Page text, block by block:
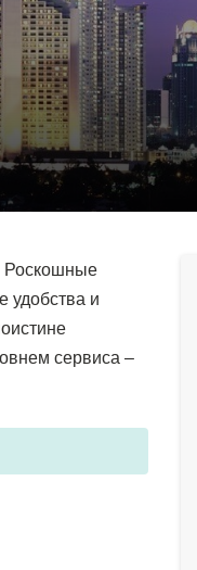
Роскошные
удобства и
сервиса –